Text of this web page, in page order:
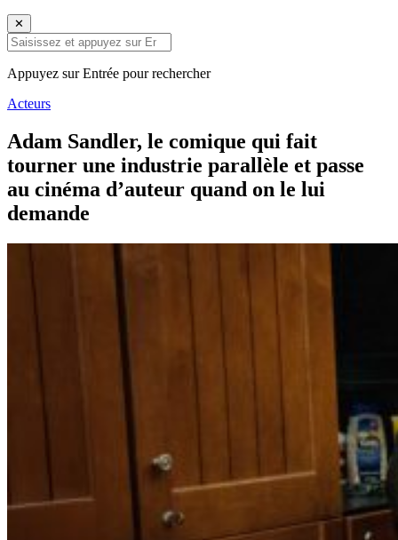
✕
Appuyez sur Entrée pour rechercher
Acteurs
Adam Sandler, le comique qui fait
tourner une industrie parallèle et passe
au cinéma d’auteur quand on le lui
demande